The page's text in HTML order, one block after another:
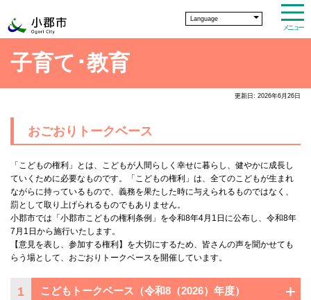
Language
メニュー
子育て･教育
更新日: 2026年6月26日
おごおりトークベース
「こどもの権利」とは、こどもが人間らしく幸せに暮らし、健やかに成長し
ていくために必要なものです。「こどもの権利」は、全てのこどもが生まれ
ながらに持っているもので、義務を果たした時に与えられるものではなく、
罰として取り上げられるものでもありません。
小郡市では「小郡市こどもの権利条例」を令和8年4月1日に公布し、令和8年
7月1日から施行いたします。
【意見を表し、参加する権利】を大切にするため、皆さんの声を聞かせても
らう場として、おごおりトークベースを開催しています。
1 こどもトークベース（令和8（2026）年度）